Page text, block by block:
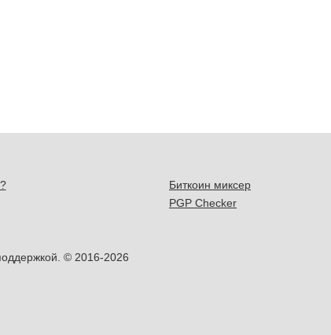
Биткоин миксер
PGP Checker
© 2016-2026